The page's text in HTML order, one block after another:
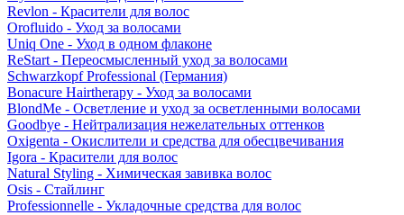
Revlon - Красители для волос
Orofluido - Уход за волосами
Uniq One - Уход в одном флаконе
ReStart - Переосмысленный уход за волосами
Schwarzkopf Professional (Германия)
Bonacure Hairtherapy - Уход за волосами
BlondMe - Осветление и уход за осветленными волосами
Goodbye - Нейтрализация нежелательных оттенков
Oxigenta - Окислители и средства для обесцвечивания
Igora - Красители для волос
Natural Styling - Химическая завивка волос
Osis - Стайлинг
Professionnelle - Укладочные средства для волос